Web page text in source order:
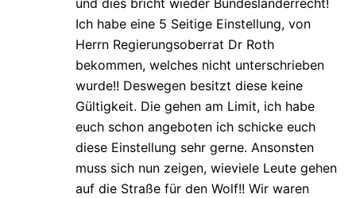
Ich habe eine 5 Seitige Einstellung, von
Herrn Regierungsoberrat Dr Roth
bekommen, welches nicht unterschrieben
wurde!! Deswegen besitzt diese keine
Gültigkeit. Die gehen am Limit, ich habe
euch schon angeboten ich schicke euch
diese Einstellung sehr gerne. Ansonsten
muss sich nun zeigen, wieviele Leute gehen
auf die Straße für den Wolf!! Wir waren